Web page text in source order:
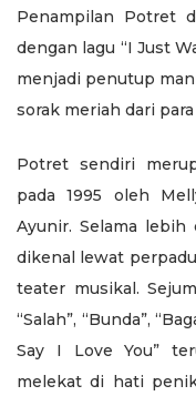
Penampilan Potret
dengan lagu “I Just
menjadi penutup
sorak meriah dari
Potret sendiri
pada 1995 oleh
Ayunir. Selama lebih
dikenal lewat
teater musikal.
“Salah”, “Bunda”,
Say I Love You”
melekat di hati